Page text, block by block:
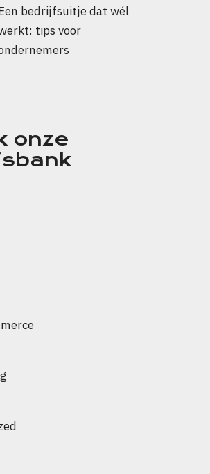
bedrijfsuitje dat wél
tips voor
onze